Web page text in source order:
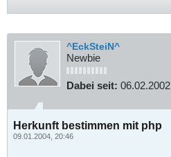
^EckSteiN^
Newbie
Dabei seit: 06.02.2002
Herkunft bestimmen mit php
09.01.2004, 20:46